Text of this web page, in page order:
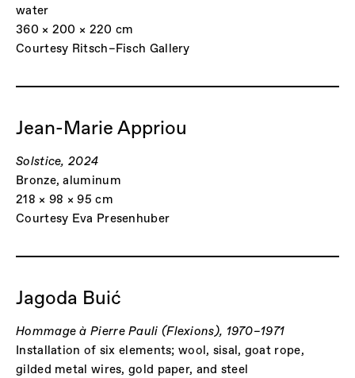
water
360 × 200 × 220 cm
Courtesy Ritsch–Fisch Gallery
Jean-Marie Appriou
Solstice, 2024
Bronze, aluminum
218 × 98 × 95 cm
Courtesy Eva Presenhuber
Jagoda Buić
Hommage à Pierre Pauli (Flexions), 1970–1971
Installation of six elements; wool, sisal, goat rope,
gilded metal wires, gold paper, and steel